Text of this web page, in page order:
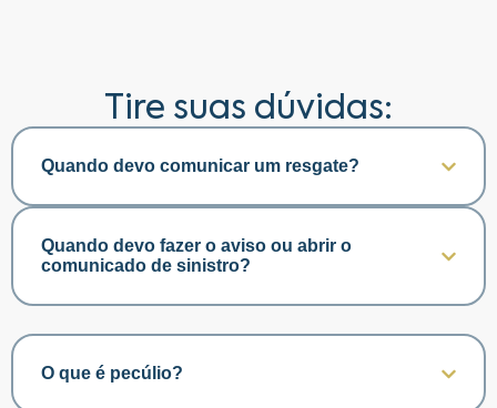
Tire suas dúvidas:
Quando devo comunicar um resgate?
Quando devo fazer o aviso ou abrir o
comunicado de sinistro?
O que é pecúlio?